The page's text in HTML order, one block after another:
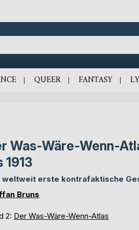
QUEER FANTASY
Was-Wäre-Wenn-
1913
weltweit erste kontrafaktische
Bruns
2: Der Was-Wäre-Wenn-Atlas